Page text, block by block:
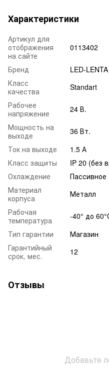
Характеристики
Артикул для
отображения
на сайте
0113402
Бренд
LED-LENTA
Класс
качества
Standart
Рабочее
напряжение
24 В.
Мощность на
выходе
36 Вт.
Ток на выходе
1.5 А
Класс защиты
IP 20 (без
Охлаждение
Пассивное
Материал
корпуса
Металл
Рабочая
температура
-40° до
Тип гарантии
Магазин
Гарантийный
срок, мес.
12
Отзывы
Добавьте